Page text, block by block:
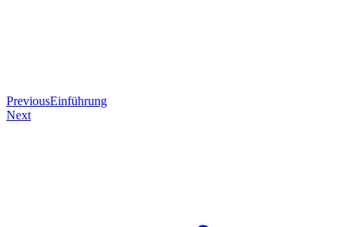
PreviousEinführung
Next